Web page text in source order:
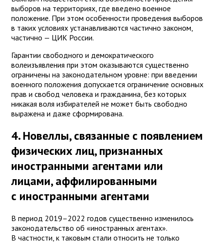
выборов на территориях, где введено военное
положение. При этом особенности проведения выборов
в таких условиях устанавливаются частично законом,
частично — ЦИК России.
Гарантии свободного и демократического
волеизъявления при этом оказываются существенно
ограничены на законодательном уровне: при введении
военного положения допускается ограничение основных
прав и свобод человека и гражданина, без которых
никакая воля избирателей не может быть свободно
выражена и даже сформирована.
4. Новеллы, связанные с появлением
физических лиц, признанных
иностранными агентами или
лицами, аффилированными
с иностранными агентами
В период 2019–2022 годов существенно изменилось
законодательство об «иностранных агентах».
В частности, к таковым стали относить не только